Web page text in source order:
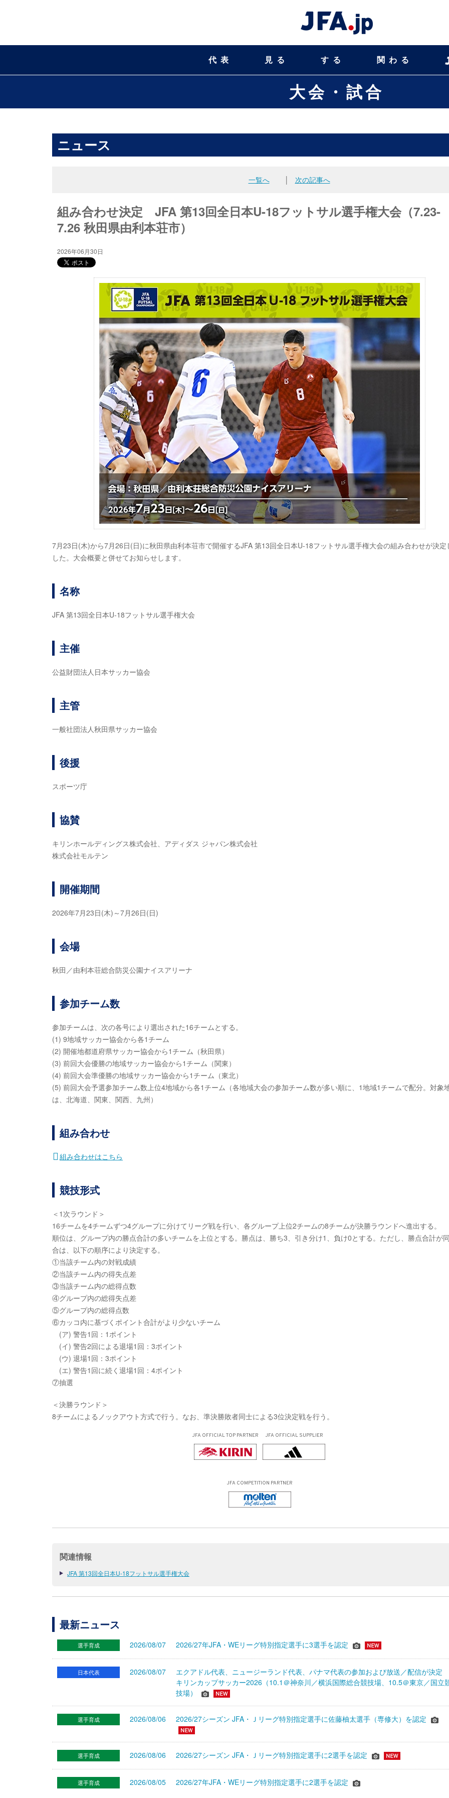
代表 見る する 関わる
大会・試合
ニュース
一覧へ 次の記事へ
組み合わせ決定 JFA 第13回全日本U-18フットサル選手権大会（7.23-
7.26 秋田県由利本荘市）
2026年06月30日
7月23日(木)から7月26日(日)に秋田県由利本荘市で開催するJFA 第13回全日本U-18フットサル選手権大会の組み合わせが決定
した。大会概要と併せてお知らせします。
名称
JFA 第13回全日本U-18フットサル選手権大会
主催
公益財団法人日本サッカー協会
主管
一般社団法人秋田県サッカー協会
後援
スポーツ庁
協賛
キリンホールディングス株式会社、アディダス ジャパン株式会社
株式会社モルテン
開催期間
2026年7月23日(木)～7月26日(日)
会場
秋田／由利本荘総合防災公園ナイスアリーナ
参加チーム数
参加チームは、次の各号により選出された16チームとする。
(1) 9地域サッカー協会から各1チーム
(2) 開催地都道府県サッカー協会から1チーム（秋田県）
(3) 前回大会優勝の地域サッカー協会から1チーム（関東）
(4) 前回大会準優勝の地域サッカー協会から1チーム（東北）
(5) 前回大会予選参加チーム数上位4地域から各1チーム（各地域大会の参加チーム数が多い順に、1地域1チームで配分。対象
は、北海道、関東、関西、九州）
組み合わせ
組み合わせはこちら
競技形式
＜1次ラウンド＞
16チームを4チームずつ4グループに分けてリーグ戦を行い、各グループ上位2チームの8チームが決勝ラウンドへ進出する。
順位は、グループ内の勝点合計の多いチームを上位とする。勝点は、勝ち3、引き分け1、負け0とする。ただし、勝点合計が
合は、以下の順序により決定する。
①当該チーム内の対戦成績
②当該チーム内の得失点差
③当該チーム内の総得点数
④グループ内の総得失点差
⑤グループ内の総得点数
⑥カッコ内に基づくポイント合計がより少ないチーム
(ア) 警告1回：1ポイント
(イ) 警告2回による退場1回：3ポイント
(ウ) 退場1回：3ポイント
(エ) 警告1回に続く退場1回：4ポイント
⑦抽選
＜決勝ラウンド＞
8チームによるノックアウト方式で行う。なお、準決勝敗者同士による3位決定戦を行う。
JFA OFFICIALTOP PARTNER JFA OFFICIAL SUPPLIER
JFA COMPETITION PARTNER
関連情報
JFA 第13回全日本U-18フットサル選手権大会
最新ニュース
選手育成 2026/08/07 2026/27年JFA・WEリーグ特別指定選手に3選手を認定
日本代表 2026/08/07
エクアドル代表、ニュージーランド代表、パナマ代表の参加および放送／配信が決定
キリンカップサッカー2026（10.1＠神奈川／横浜国際総合競技場、10.5＠東京／国立
技場）
選手育成 2026/08/06 2026/27シーズン JFA・Ｊリーグ特別指定選手に佐藤柚太選手（専修大）を認定
選手育成 2026/08/06 2026/27シーズン JFA・Ｊリーグ特別指定選手に2選手を認定
選手育成 2026/08/05 2026/27年JFA・WEリーグ特別指定選手に2選手を認定